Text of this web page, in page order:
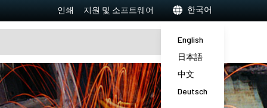
인쇄 지원 및 소프트웨어 한국어
English
日本語
中文
Deutsch